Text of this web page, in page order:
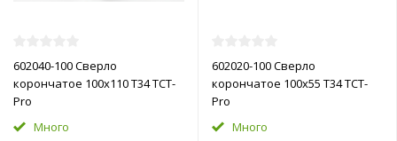
602040-100 Сверло
корончатое 100х110 T34 TCT-
Pro
Много
602020-100 Сверло
корончатое 100х55 T34 TCT-
Pro
Много